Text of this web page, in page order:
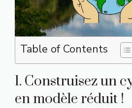
Table of Contents
1. Construisez un
en modèle réduit !